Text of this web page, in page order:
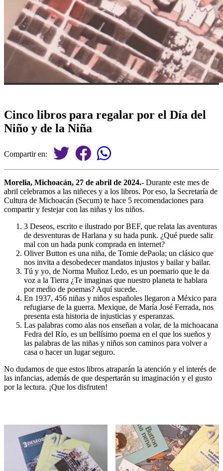
Cinco libros para regalar por el Día del
Niño y de la Niña
Compartir en:
Morelia, Michoacán, 27 de abril de 2024.- Durante este mes de
abril celebramos a las niñeces y a los libros. Por eso, la Secretaría de
Cultura de Michoacán (Secum) te hace 5 recomendaciones para
compartir y festejar con las niñas y los niños.
3 Deseos, escrito e ilustrado por BEF, que relata las aventuras
de desventuras de Harlana y su hada punk. ¿Qué puede salir
mal con un hada punk comprada en internet?
Oliver Button es una niña, de Tomie dePaola; un clásico que
nos invita a desobedecer mandatos injustos y bailar y bailar.
Tú y yo, de Norma Muñoz Ledo, es un poemario que le da
voz a la Tierra ¿Te imaginas que nuestro planeta te hablara
por medio de poemas? Aquí sucede.
En 1937, 456 niñas y niños españoles llegaron a México para
refugiarse de la guerra. Mexique, de María José Ferrada, nos
presenta esta historia de injusticias y esperanzas.
Las palabras como alas nos enseñan a volar, de la michoacana
Fedra del Río, es un bellísimo poema en el que los sueños y
las palabras de las niñas y niños son caminos para volver a
casa o hacer un lugar seguro.
No dudamos de que estos libros atraparán la atención y el interés de
las infancias, además de que despertarán su imaginación y el gusto
por la lectura. ¡Que los disfruten!